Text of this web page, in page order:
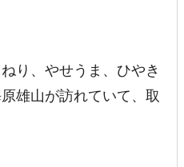
り、やせうま、ひやき
雄山が訪れていて、取